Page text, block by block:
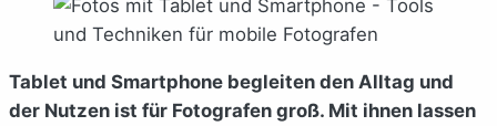
Tablet und Smartphone begleiten den Alltag und
der Nutzen ist für Fotografen groß. Mit ihnen lassen